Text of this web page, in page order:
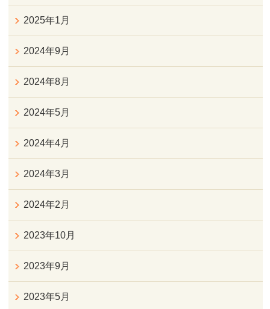
2025年1月
2024年9月
2024年8月
2024年5月
2024年4月
2024年3月
2024年2月
2023年10月
2023年9月
2023年5月